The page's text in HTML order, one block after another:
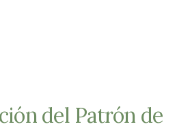
del Patrón de